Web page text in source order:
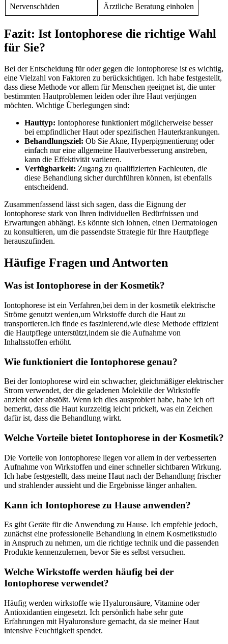
Nervenschäden Ärztliche Beratung einholen
Fazit: Ist Iontophorese die richtige Wahl
für Sie?
Bei der Entscheidung für oder gegen die Iontophorese ist es wichtig,
eine Vielzahl von Faktoren zu berücksichtigen. Ich habe festgestellt,
dass diese Methode vor allem für Menschen geeignet ist, die unter
bestimmten Hautproblemen leiden oder ihre Haut verjüngen
möchten. Wichtige Überlegungen sind:
Hauttyp: Iontophorese funktioniert möglicherweise besser
bei empfindlicher Haut oder spezifischen Hauterkrankungen.
Behandlungsziel: Ob Sie Akne, Hyperpigmentierung oder
einfach nur eine allgemeine Hautverbesserung anstreben,
kann die Effektivität variieren.
Verfügbarkeit: Zugang zu qualifizierten Fachleuten, die
diese Behandlung sicher durchführen können, ist ebenfalls
entscheidend.
Zusammenfassend lässt sich sagen, dass die Eignung der
Iontophorese stark von Ihren individuellen Bedürfnissen und
Erwartungen abhängt. Es könnte sich lohnen, einen Dermatologen
zu konsultieren, um die passendste Strategie für Ihre Hautpflege
herauszufinden.
Häufige Fragen und Antworten
Was ist Iontophorese in der Kosmetik?
Iontophorese ist ein Verfahren,bei dem in der kosmetik elektrische
Ströme genutzt werden,um Wirkstoffe durch die Haut zu
transportieren.Ich finde es faszinierend,wie diese Methode effizient
die Hautpflege unterstützt,indem sie die Aufnahme von
Inhaltsstoffen erhöht.
Wie funktioniert die Iontophorese genau?
Bei der Iontophorese wird ein schwacher, gleichmäßiger elektrischer
Strom verwendet, der die geladenen Moleküle der Wirkstoffe
anzieht oder abstößt. Wenn ich dies ausprobiert habe, habe ich oft
bemerkt, dass die Haut kurzzeitig leicht prickelt, was ein Zeichen
dafür ist, dass die Behandlung wirkt.
Welche Vorteile bietet Iontophorese in der Kosmetik?
Die Vorteile von Iontophorese liegen vor allem in der verbesserten
Aufnahme von Wirkstoffen und einer schneller sichtbaren Wirkung.
Ich habe festgestellt, dass meine Haut nach der Behandlung frischer
und strahlender aussieht und die Ergebnisse länger anhalten.
Kann ich Iontophorese zu Hause anwenden?
Es gibt Geräte für die Anwendung zu Hause. Ich empfehle jedoch,
zunächst eine professionelle Behandlung in einem Kosmetikstudio
in Anspruch zu nehmen, um die richtige technik und die passenden
Produkte kennenzulernen, bevor Sie es selbst versuchen.
Welche Wirkstoffe werden häufig bei der
Iontophorese verwendet?
Häufig werden wirkstoffe wie Hyaluronsäure, Vitamine oder
Antioxidantien eingesetzt. Ich persönlich habe sehr gute
Erfahrungen mit Hyaluronsäure gemacht, da sie meiner Haut
intensive Feuchtigkeit spendet.